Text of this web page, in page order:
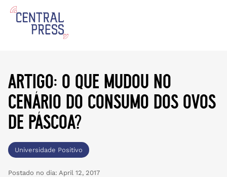
artigo: o que mudou no
cenário do consumo dos ovos
de páscoa?
Universidade Positivo
Postado no dia: April 12, 2017